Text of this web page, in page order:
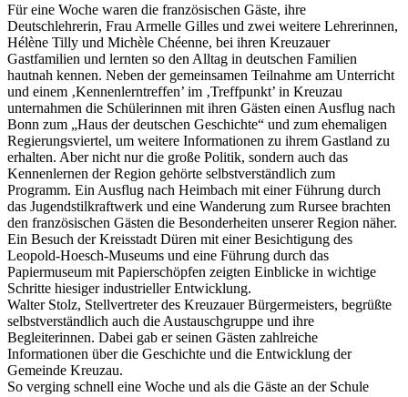
Für eine Woche waren die französischen Gäste, ihre
Deutschlehrerin, Frau Armelle Gilles und zwei weitere Lehrerinnen,
Hélène Tilly und Michèle Chéenne, bei ihren Kreuzauer
Gastfamilien und lernten so den Alltag in deutschen Familien
hautnah kennen. Neben der gemeinsamen Teilnahme am Unterricht
und einem ‚Kennenlerntreffen’ im ‚Treffpunkt’ in Kreuzau
unternahmen die Schülerinnen mit ihren Gästen einen Ausflug nach
Bonn zum „Haus der deutschen Geschichte“ und zum ehemaligen
Regierungsviertel, um weitere Informationen zu ihrem Gastland zu
erhalten. Aber nicht nur die große Politik, sondern auch das
Kennenlernen der Region gehörte selbstverständlich zum
Programm. Ein Ausflug nach Heimbach mit einer Führung durch
das Jugendstilkraftwerk und eine Wanderung zum Rursee brachten
den französischen Gästen die Besonderheiten unserer Region näher.
Ein Besuch der Kreisstadt Düren mit einer Besichtigung des
Leopold-Hoesch-Museums und eine Führung durch das
Papiermuseum mit Papierschöpfen zeigten Einblicke in wichtige
Schritte hiesiger industrieller Entwicklung.
Walter Stolz, Stellvertreter des Kreuzauer Bürgermeisters, begrüßte
selbstverständlich auch die Austauschgruppe und ihre
Begleiterinnen. Dabei gab er seinen Gästen zahlreiche
Informationen über die Geschichte und die Entwicklung der
Gemeinde Kreuzau.
So verging schnell eine Woche und als die Gäste an der Schule